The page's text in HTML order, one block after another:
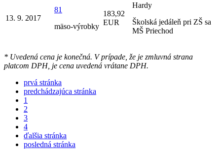
13. 9. 2017
81
mäso-výrobky
183,92
EUR
Hardy
Školská jedáleň pri ZŠ sa
MŠ Priechod
* Uvedená cena je konečná. V prípade, že je zmluvná strana
platcom DPH, je cena uvedená vrátane DPH.
prvá stránka
predchádzajúca stránka
1
2
3
4
ďalšia stránka
posledná stránka